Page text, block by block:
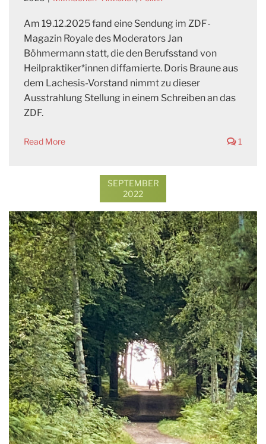
Am 19.12.2025 fand eine Sendung im ZDF-
Magazin Royale des Moderators Jan
Böhmermann statt, die den Berufsstand von
Heilpraktiker*innen diffamierte. Doris Braune aus
dem Lachesis-Vorstand nimmt zu dieser
Ausstrahlung Stellung in einem Schreiben an das
ZDF.
Read More 1
SEPTEMBER
2022